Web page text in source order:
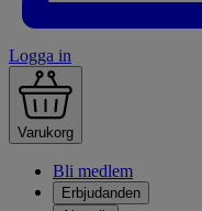
Logga in
Varukorg
Bli medlem
Erbjudanden